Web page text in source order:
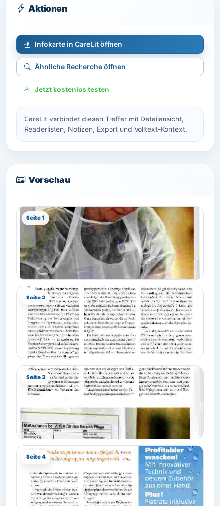
Aktionen
Infokarte in CareLit öffnen
Ähnliche Recherche öffnen
Jetzt kostenlos testen
CareLit verbindet diesen Treffer mit Detailansicht,
Readerlisten, Notizen, Export und Volltext-Kontext.
Vorschau
Seite 1
Seite 2
Seite 3
Seite 4